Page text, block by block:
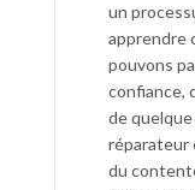
un
apprendre
pouvons
confiance,
de
réparateur
du